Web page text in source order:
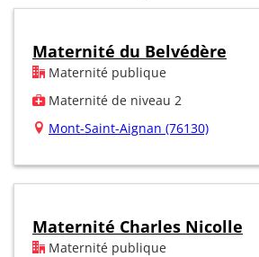
Maternité du Belvédère
Maternité publique
Maternité de niveau 2
Mont-Saint-Aignan (76130)
Maternité Charles Nicolle
Maternité publique